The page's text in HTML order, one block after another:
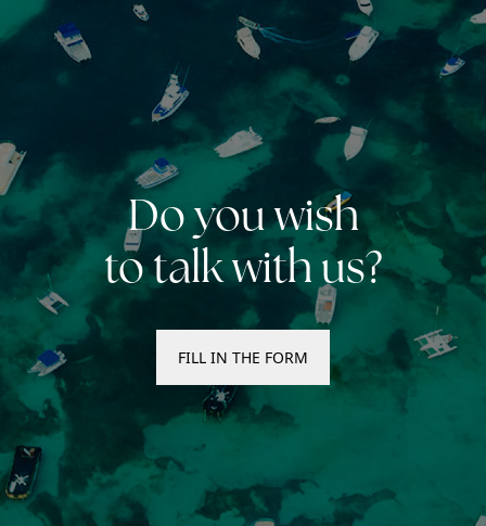
Do you wish
to talk with us?
FILL IN THE FORM